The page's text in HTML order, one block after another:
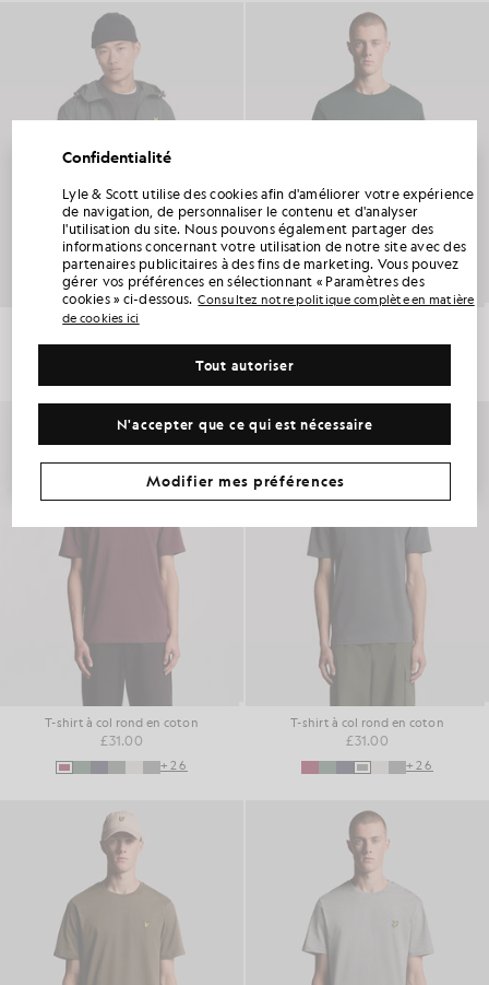
Veste à capuche imperméable
£95.00 £31.00
T-shirt à col rond en coton
£31.00
+26
T-shirt à col rond en coton
£31.00
+26
Confidentialité
Lyle & Scott utilise des cookies afin d'améliorer votre expérience
de navigation, de personnaliser le contenu et d'analyser
l'utilisation du site. Nous pouvons également partager des
informations concernant votre utilisation de notre site avec des
partenaires publicitaires à des fins de marketing. Vous pouvez
gérer vos préférences en sélectionnant « Paramètres des
cookies » ci-dessous. Consultez notre politique complète en matière
de cookies ici
N'accepter que ce qui est nécessaire
Tout autoriser
Modifier mes préférences
BÉNÉFICIEZ DE 15 % DE RÉDUCTION SUR
VOTRE PREMIÈRE COMMANDE
Rejoignez le Club Lyle & Scott et soyez parmi les premiers à découvrir les nouveautés
de la saison, les collaborations et les soldes saisonniers réservés aux membres, ainsi
qu’un code de bienvenue exclusif vous offrant 15 % de réduction.
Avez-vous d'autres préférences en matière de communication ?